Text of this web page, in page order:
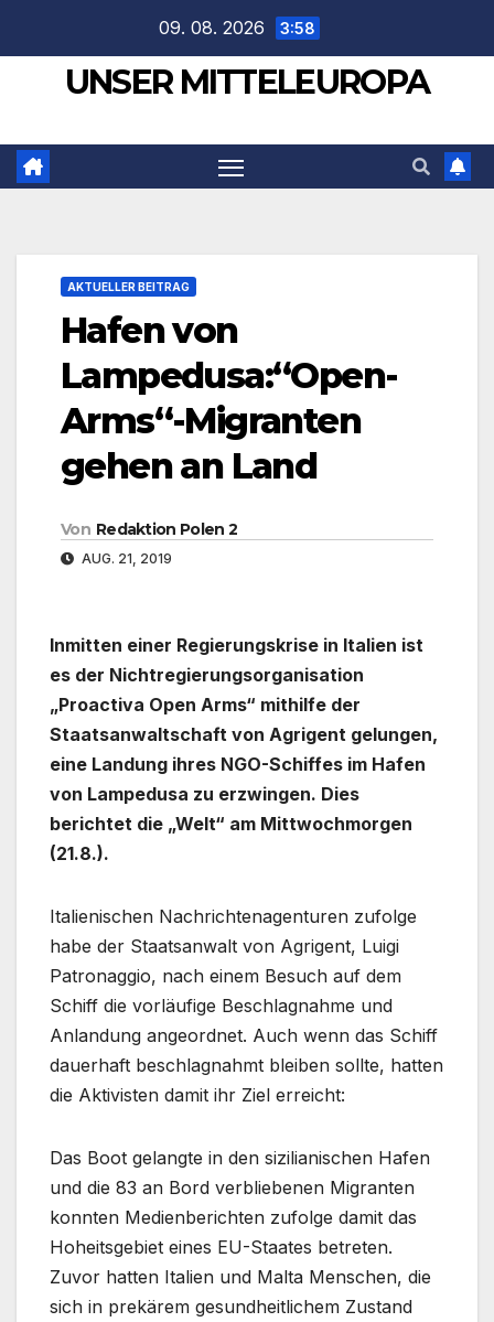
springen
09. 08. 2026 3:58
UNSER MITTELEUROPA
AKTUELLER BEITRAG
Hafen von
Lampedusa:“Open-
Arms“-Migranten
gehen an Land
Von Redaktion Polen 2
AUG. 21, 2019
Inmitten einer Regierungskrise in Italien ist
es der Nichtregierungsorganisation
„Proactiva Open Arms“ mithilfe der
Staatsanwaltschaft von Agrigent gelungen,
eine Landung ihres NGO-Schiffes im Hafen
von Lampedusa zu erzwingen. Dies
berichtet die „Welt“ am Mittwochmorgen
(21.8.).
Italienischen Nachrichtenagenturen zufolge
habe der Staatsanwalt von Agrigent, Luigi
Patronaggio, nach einem Besuch auf dem
Schiff die vorläufige Beschlagnahme und
Anlandung angeordnet. Auch wenn das Schiff
dauerhaft beschlagnahmt bleiben sollte, hatten
die Aktivisten damit ihr Ziel erreicht:
Das Boot gelangte in den sizilianischen Hafen
und die 83 an Bord verbliebenen Migranten
konnten Medienberichten zufolge damit das
Hoheitsgebiet eines EU-Staates betreten.
Zuvor hatten Italien und Malta Menschen, die
sich in prekärem gesundheitlichem Zustand